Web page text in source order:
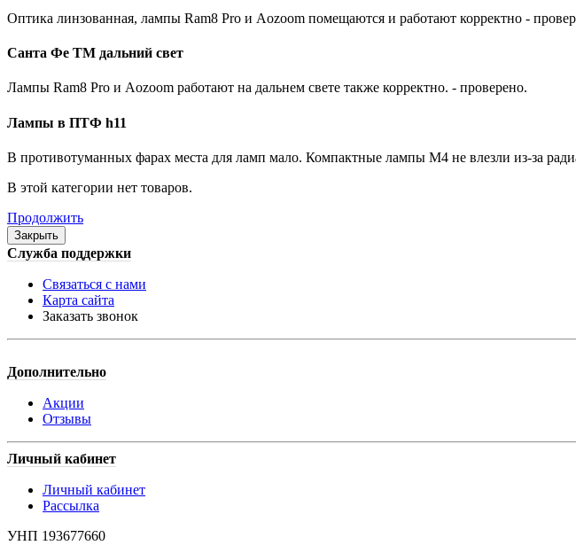
Оптика линзованная, лампы Ram8 Pro и Aozoom помещаются и работают корректно -
Санта Фе ТМ дальний свет
Лампы Ram8 Pro и Aozoom работают на дальнем свете также корректно. - проверено.
Лампы в ПТФ h11
В противотуманных фарах места для ламп мало. Компактные лампы M4 не влезли из-за
В этой категории нет товаров.
Продолжить
Закрыть
Служба поддержки
Связаться с нами
Карта сайта
Заказать звонок
Дополнительно
Акции
Отзывы
Личный кабинет
Личный кабинет
Рассылка
УНП 193677660